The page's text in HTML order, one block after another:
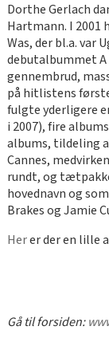
Dorthe Gerlach
Hartmann. I 2001
Was, der bl.a. var
debutalbummet A
gennembrud,
på hitlistens
fulgte yderligere
i 2007), fire
albums, tildeling
Cannes,
rundt, og
hovednavn og
Brakes og Jamie
Herer der en lille
Gå til forsiden: